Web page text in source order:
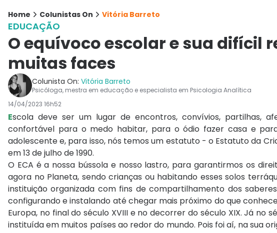
Home Colunistas On Vitória Barreto
EDUCAÇÃO
O equívoco escolar e sua difícil
muitas faces
Colunista On: Vitória Barreto
Psicóloga, mestra em educação e especialista em Psicologia Analítica
14/04/2023 16h52
Escola deve ser um lugar de encontros, convívios, partilhas,
confortável para o medo habitar, para o ódio fazer casa e
adolescente e, para isso, nós temos um estatuto - o Estatuto da
em 13 de julho de 1990.
O ECA é a nossa bússola e nosso lastro, para garantirmos os
agora no Planeta, sendo crianças ou habitando esses solos
instituição organizada com fins de compartilhamento dos
configurando e instalando até chegar mais próximo do que
Europa, no final do século XVIII e no decorrer do século XIX. Já no
instituída em muitos países ao redor do mundo. Pois foi aí, na sua